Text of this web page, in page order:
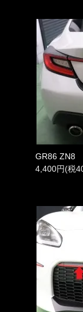
GR86 ZN8
4,400円(税